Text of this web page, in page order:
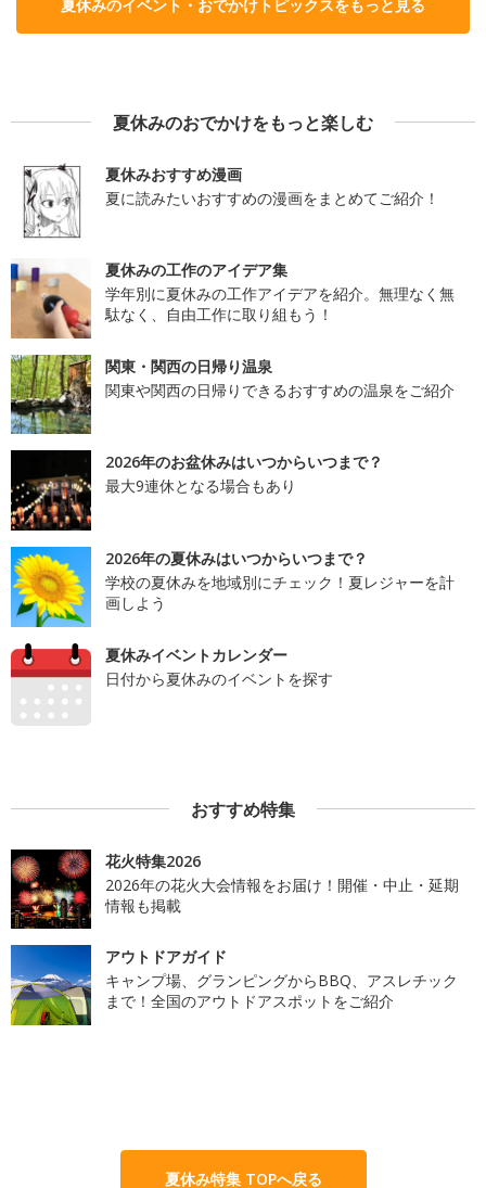
夏休みのイベント・おでかけトピックスをもっと見る
夏休みのおでかけをもっと楽しむ
夏休みおすすめ漫画
夏に読みたいおすすめの漫画をまとめてご紹介！
夏休みの工作のアイデア集
学年別に夏休みの工作アイデアを紹介。無理なく無
駄なく、自由工作に取り組もう！
関東・関西の日帰り温泉
関東や関西の日帰りできるおすすめの温泉をご紹介
2026年のお盆休みはいつからいつまで？
最大9連休となる場合もあり
2026年の夏休みはいつからいつまで？
学校の夏休みを地域別にチェック！夏レジャーを計
画しよう
夏休みイベントカレンダー
日付から夏休みのイベントを探す
おすすめ特集
花火特集2026
2026年の花火大会情報をお届け！開催・中止・延期
情報も掲載
アウトドアガイド
キャンプ場、グランピングからBBQ、アスレチック
まで！全国のアウトドアスポットをご紹介
夏休み特集 TOPへ戻る